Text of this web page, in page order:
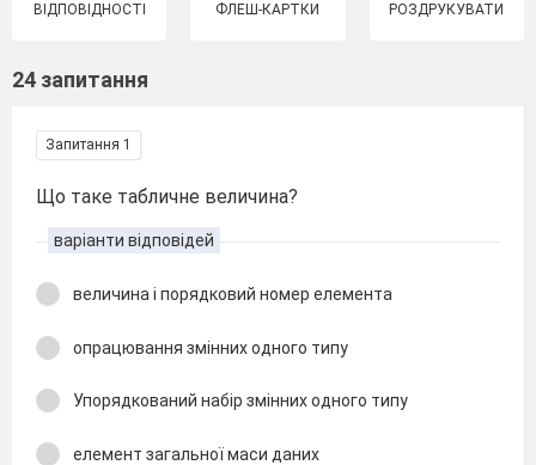
ВІДПОВІДНОСТІ ФЛЕШ-КАРТКИ РОЗДРУКУВАТИ
24 запитання
Запитання 1
Що таке табличне величина?
варіанти відповідей
величина і порядковий номер елемента
опрацювання змінних одного типу
Упорядкований набір змінних одного типу
елемент загальної маси даних